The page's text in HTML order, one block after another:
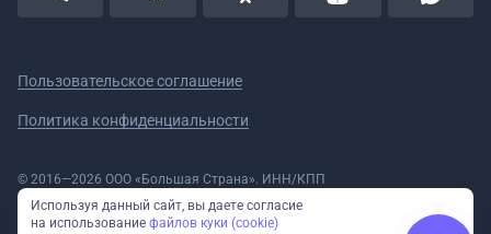
Пользовательское соглашение
Политика конфиденциальности
© 2016—2026 ООО «Большая Страна». ИНН/КПП
5908078160/590801001 ОГРН 1185958020533
Номер в реестре Роскомнадзора № 59-18-006319 (Приказ № 321 от
Используя данный сайт, вы даете согласие
на использование файлов куки (cookie)